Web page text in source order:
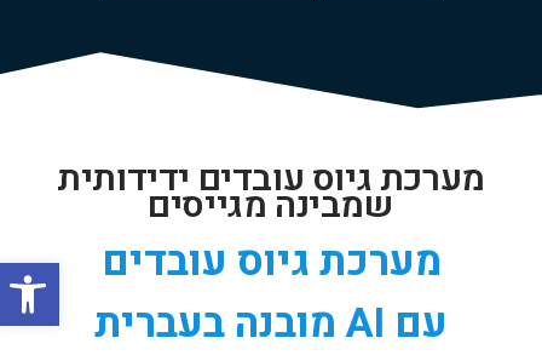
מערכת גיוס עובדים ידידותית
שמבינה מגייסים
מערכת גיוס עובדים
עם AI מובנה בעברית
פתח